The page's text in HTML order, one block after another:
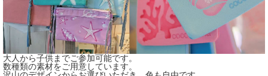
大人から子供までご参加可能です。
数種類の素材をご用意しています。